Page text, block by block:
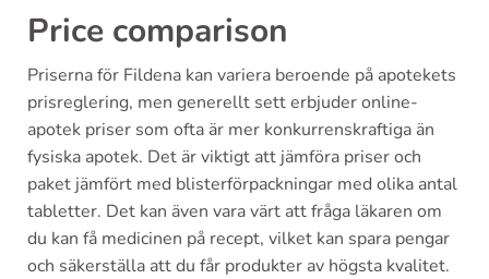
Price comparison
Priserna för Fildena kan variera beroende på apotekets
prisreglering, men generellt sett erbjuder online-
apotek priser som ofta är mer konkurrenskraftiga än
fysiska apotek. Det är viktigt att jämföra priser och
paket jämfört med blisterförpackningar med olika antal
tabletter. Det kan även vara värt att fråga läkaren om
du kan få medicinen på recept, vilket kan spara pengar
och säkerställa att du får produkter av högsta kvalitet.